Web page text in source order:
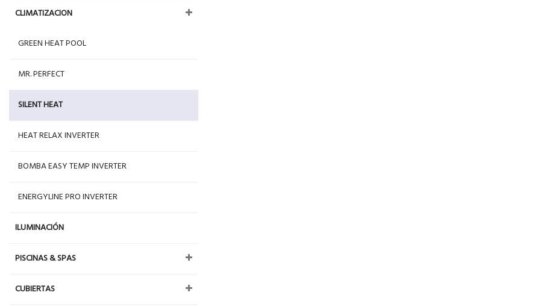
CLIMATIZACION
GREEN HEAT POOL
MR. PERFECT
SILENT HEAT
HEAT RELAX INVERTER
BOMBA EASY TEMP INVERTER
ENERGYLINE PRO INVERTER
ILUMINACIÓN
PISCINAS & SPAS
CUBIERTAS